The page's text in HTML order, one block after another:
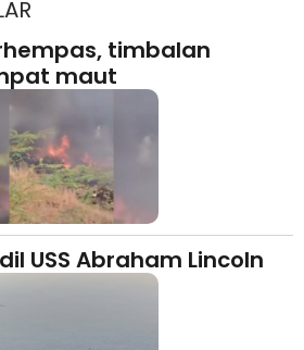
timbalan
maut
USS Abraham Lincoln